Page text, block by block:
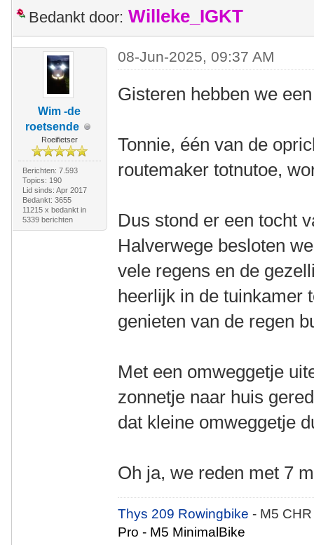
Bedankt door: Willeke_IGKT
Wim -de
roetsende
Roeifietser
Berichten: 7.593
Topics: 190
Lid sinds: Apr 2017
Bedankt: 3655
11215 x bedankt in
5339 berichten
08-Jun-2025, 09:37 AM
Gisteren hebben we
Tonnie, één van de
routemaker totnutoe,
Dus stond er een tocht
Halverwege besloten
vele regens en de
heerlijk in de tuinkamer
genieten van de regen
Met een omweggetje
zonnetje naar huis
dat kleine omweggetje
Oh ja, we reden met 7
Thys 209 Rowingbike- M5
Pro - M5 MinimalBike